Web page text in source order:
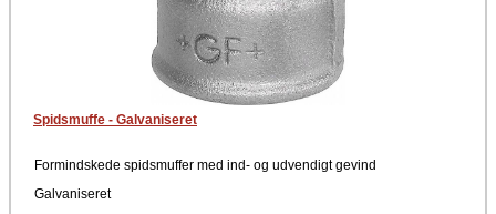
Spidsmuffe - Galvaniseret
Formindskede spidsmuffer med ind- og udvendigt gevind
Galvaniseret